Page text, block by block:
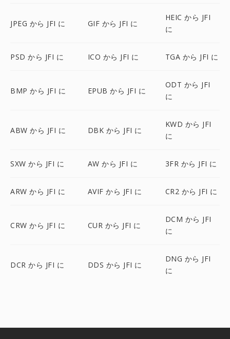
JPEG から JFI に GIF から JFI に
HEIC から JFI
に
PSD から JFI に ICO から JFI に TGA から JFI に
BMP から JFI に EPUB から JFI に
ODT から JFI
に
ABW から JFI に DBK から JFI に
KWD から JFI
に
SXW から JFI に AW から JFI に 3FR から JFI に
ARW から JFI に AVIF から JFI に CR2 から JFI に
CRW から JFI に CUR から JFI に
DCM から JFI
に
DCR から JFI に DDS から JFI に
DNG から JFI
に